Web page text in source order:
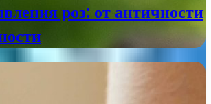
роз: от античности